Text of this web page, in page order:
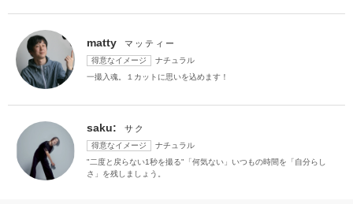
matty マッティー
得意なイメージ
ナチュラル
一撮入魂。１カットに思いを込めます！
saku: サク
得意なイメージ
ナチュラル
"二度と戻らない1秒を撮る"「何気ない」いつもの時間を「自分らし
さ」を残しましょう。